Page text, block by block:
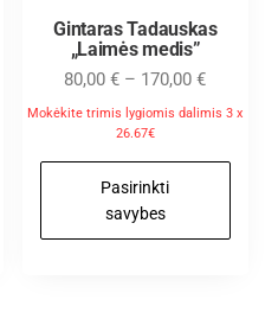
Gintaras Tadauskas
„Laimės medis”
80,00€ – 170,00€
Mokėkite trimis lygiomis dalimis 3 x
26.67€
Pasirinkti
savybes